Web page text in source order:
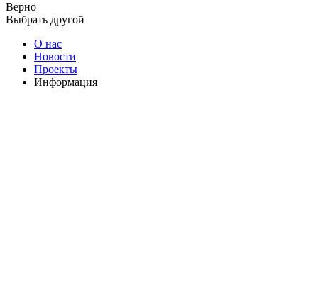
Верно
Выбрать другой
О нас
Новости
Проекты
Информация